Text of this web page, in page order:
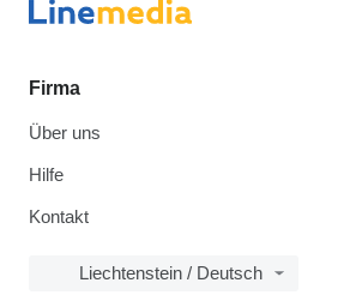
Firma
Über uns
Hilfe
Kontakt
Liechtenstein / Deutsch